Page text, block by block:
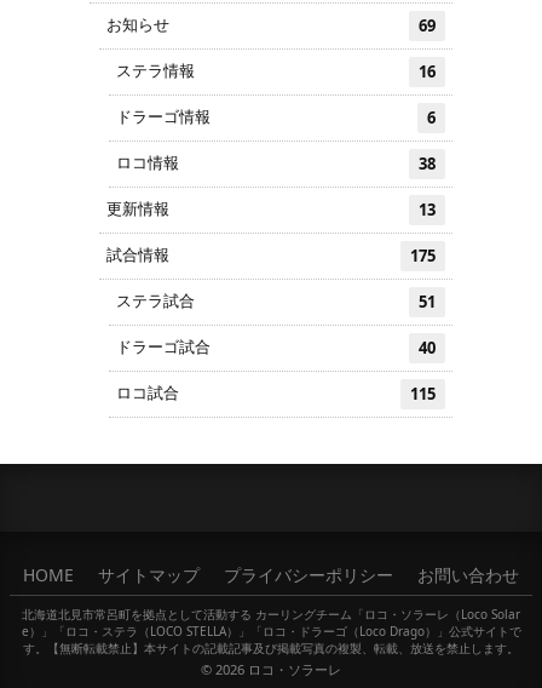
お知らせ 69
ステラ情報 16
ドラーゴ情報 6
ロコ情報 38
更新情報 13
試合情報 175
ステラ試合 51
ドラーゴ試合 40
ロコ試合 115
HOME サイトマップ プライバシーポリシー お問い合わせ
北海道北見市常呂町を拠点として活動する カーリングチーム「ロコ・ソラーレ（Loco Solar
e）」「ロコ・ステラ（LOCO STELLA）」「ロコ・ドラーゴ（Loco Drago）」公式サイトで
す。【無断転載禁止】本サイトの記載記事及び掲載写真の複製、転載、放送を禁止します。
© 2026 ロコ・ソラーレ